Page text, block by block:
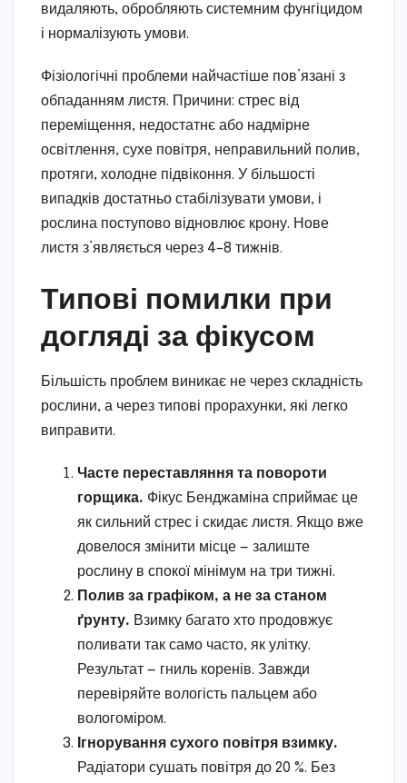
видаляють, обробляють системним фунгіцидом
і нормалізують умови.
Фізіологічні проблеми найчастіше пов’язані з
обпаданням листя. Причини: стрес від
переміщення, недостатнє або надмірне
освітлення, сухе повітря, неправильний полив,
протяги, холодне підвіконня. У більшості
випадків достатньо стабілізувати умови, і
рослина поступово відновлює крону. Нове
листя з’являється через 4–8 тижнів.
Типові помилки при
догляді за фікусом
Більшість проблем виникає не через складність
рослини, а через типові прорахунки, які легко
виправити.
Часте переставляння та повороти
горщика. Фікус Бенджаміна сприймає це
як сильний стрес і скидає листя. Якщо вже
довелося змінити місце — залиште
рослину в спокої мінімум на три тижні.
Полив за графіком, а не за станом
ґрунту. Взимку багато хто продовжує
поливати так само часто, як улітку.
Результат — гниль коренів. Завжди
перевіряйте вологість пальцем або
вологоміром.
Ігнорування сухого повітря взимку.
Радіатори сушать повітря до 20 %. Без